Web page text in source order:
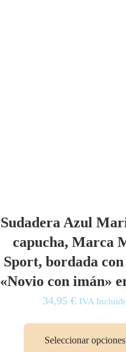
Sudadera Azul
capucha, Marca
Sport, bordada con
«Novio con imán»
34,95 € IVA
Seleccionar opciones